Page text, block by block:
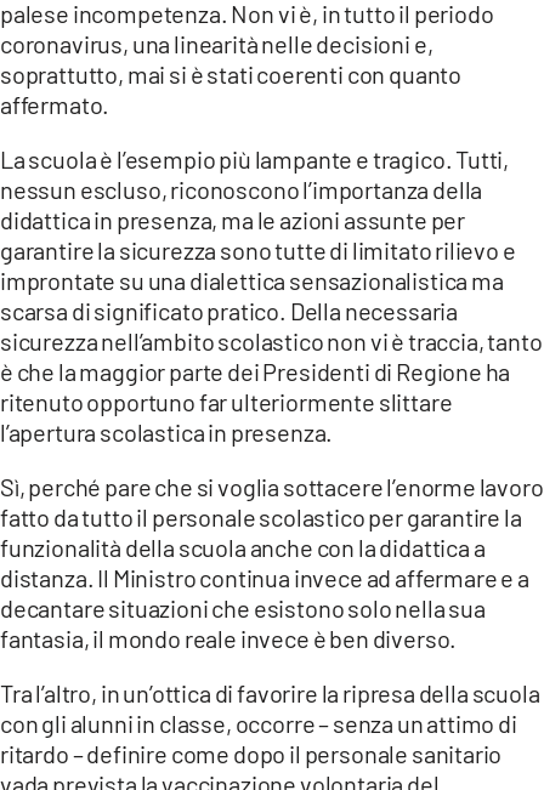
LACAPITALENEWS.IT
App
ANDROID
APPLE
palese incompetenza. Non vi è, in tutto il periodo
coronavirus, una linearità nelle decisioni e,
soprattutto, mai si è stati coerenti con quanto
affermato.
La scuola è l’esempio più lampante e tragico. Tutti,
nessun escluso, riconoscono l’importanza della
didattica in presenza, ma le azioni assunte per
garantire la sicurezza sono tutte di limitato rilievo e
improntate su una dialettica sensazionalistica ma
scarsa di significato pratico. Della necessaria
sicurezza nell’ambito scolastico non vi è traccia, tanto
è che la maggior parte dei Presidenti di Regione ha
ritenuto opportuno far ulteriormente slittare
l’apertura scolastica in presenza.
Sì, perché pare che si voglia sottacere l’enorme lavoro
fatto da tutto il personale scolastico per garantire la
funzionalità della scuola anche con la didattica a
distanza. Il Ministro continua invece ad affermare e a
decantare situazioni che esistono solo nella sua
fantasia, il mondo reale invece è ben diverso.
Tra l’altro, in un’ottica di favorire la ripresa della scuola
con gli alunni in classe, occorre – senza un attimo di
ritardo – definire come dopo il personale sanitario
vada prevista la vaccinazione volontaria del